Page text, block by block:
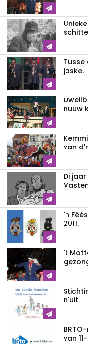
Tusse
jaske.
nuuw
van
Di
'n
2011.
't
n'uit
van 11-